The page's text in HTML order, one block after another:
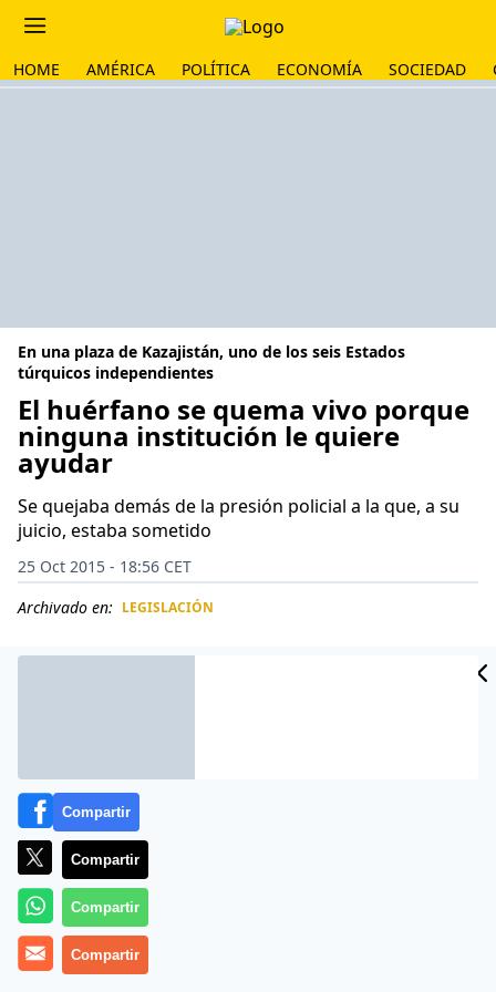
HOME AMÉRICA POLÍTICA ECONOMÍA SOCIEDAD
En una plaza de Kazajistán, uno de los seis Estados
túrquicos independientes
El huérfano se quema vivo porque
ninguna institución le quiere
ayudar
Se quejaba demás de la presión policial a la que, a su
juicio, estaba sometido
25 Oct 2015 - 18:56 CET
Archivado en: LEGISLACIÓN
Suceso dramático donde los haya el acontecido en las
Compartir
Compartir
Compartir
Compartir